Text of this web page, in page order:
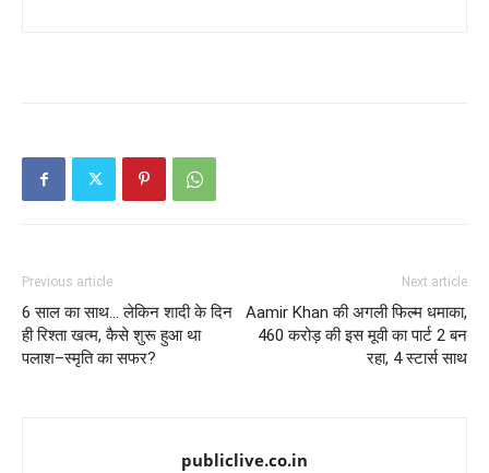
Previous article
6 साल का साथ… लेकिन शादी के दिन
ही रिश्ता खत्म, कैसे शुरू हुआ था
पलाश–स्मृति का सफर?
Next article
Aamir Khan की अगली फिल्म धमाका,
460 करोड़ की इस मूवी का पार्ट 2 बन
रहा, 4 स्टार्स साथ
publiclive.co.in